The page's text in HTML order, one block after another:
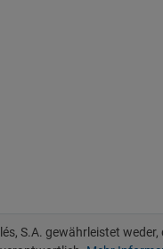
S.A. gewährleistet